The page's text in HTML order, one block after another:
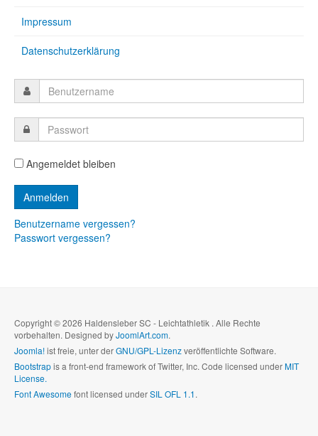
Impressum
Datenschutzerklärung
Angemeldet bleiben
Benutzername vergessen?
Passwort vergessen?
Copyright © 2026 Haldensleber SC - Leichtathletik . Alle Rechte
vorbehalten. Designed byJoomlArt.com.
Joomla!ist freie, unter derGNU/GPL-Lizenzveröffentlichte Software.
Bootstrapis a front-end framework of Twitter, Inc. Code licensed underMIT
License.
Font Awesomefont licensed underSIL OFL 1.1.